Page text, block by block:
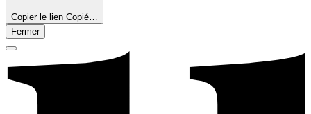
Copier le lien Copié…
Fermer